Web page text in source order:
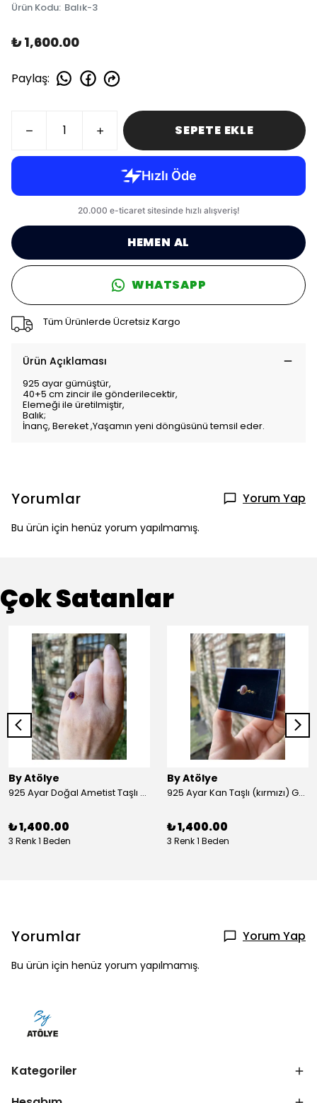
Ürün Kodu: Balık-3
₺ 1,600.00
Paylaş:
SEPETE EKLE
HEMEN AL
WHATSAPP
Tüm Ürünlerde Ücretsiz Kargo
Ürün Açıklaması
925 ayar gümüştür,
40+5 cm zincir ile gönderilecektir,
Elemeği ile üretilmiştir,
Balık;
İnanç, Bereket ,Yaşamın yeni döngüsünü temsil eder.
Yorumlar Yorum Yap
Bu ürün için henüz yorum yapılmamış.
Çok Satanlar
By Atölye
925 Ayar Doğal Ametist Taşlı Yuvarlak Gümüş Yüzük
₺ 1,400.00
3 Renk 1 Beden
By Atölye
925 Ayar Kan Taşlı (kırmızı) Gümüş Yüzük
₺ 1,400.00
3 Renk 1 Beden
Yorumlar Yorum Yap
Bu ürün için henüz yorum yapılmamış.
Kategoriler